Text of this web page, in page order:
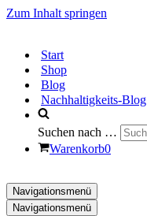
Zum Inhalt springen
Start
Shop
Blog
Nachhaltigkeits-Blog
Suchen nach …
Warenkorb0
Navigationsmenü
Navigationsmenü